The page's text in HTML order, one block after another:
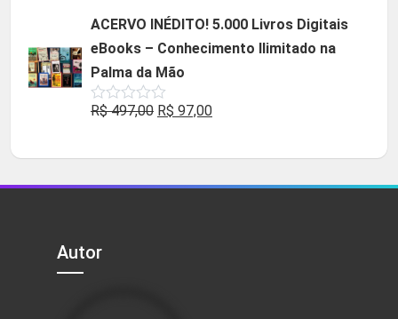
era:
R$ 49,90.
é:
R$ 29,90.
ACERVO INÉDITO! 5.000 Livros Digitais
eBooks – Conhecimento Ilimitado na
Palma da Mão
Avaliação
5
R$497,00 O
original
era:
R$ 97,00O
atual
é:
Autor